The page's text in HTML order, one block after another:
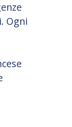
Ogni